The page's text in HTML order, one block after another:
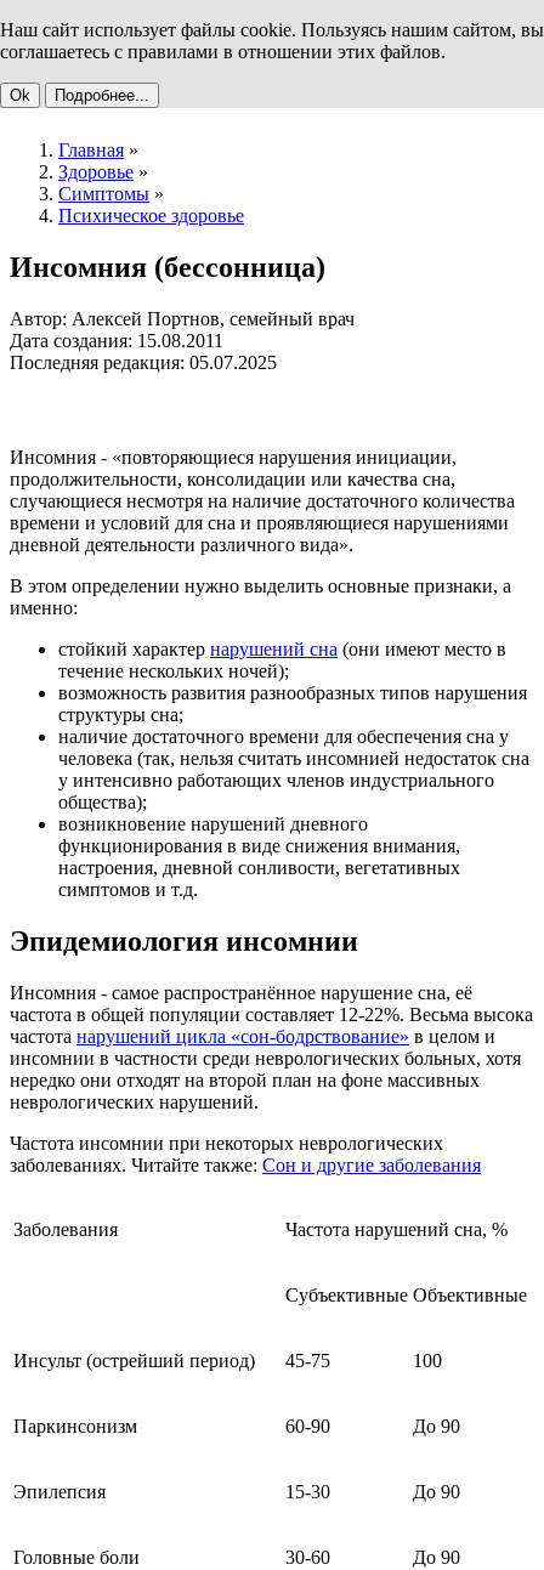
Наш сайт использует файлы cookie. Пользуясь нашим сайтом, вы
соглашаетесь с правилами в отношении этих файлов.
Ok Подробнее...
Главная »
Здоровье »
Симптомы »
Психическое здоровье
Инсомния (бессонница)
Автор: Алексей Портнов, семейный врач
Дата создания: 15.08.2011
Последняя редакция: 05.07.2025
Инсомния - «повторяющиеся нарушения инициации,
продолжительности, консолидации или качества сна,
случающиеся несмотря на наличие достаточного количества
времени и условий для сна и проявляющиеся нарушениями
дневной деятельности различного вида».
В этом определении нужно выделить основные признаки, а
именно:
стойкий характер нарушений сна (они имеют место в
течение нескольких ночей);
возможность развития разнообразных типов нарушения
структуры сна;
наличие достаточного времени для обеспечения сна у
человека (так, нельзя считать инсомнией недостаток сна
у интенсивно работающих членов индустриального
общества);
возникновение нарушений дневного
функционирования в виде снижения внимания,
настроения, дневной сонливости, вегетативных
симптомов и т.д.
Эпидемиология инсомнии
Инсомния - самое распространённое нарушение сна, её
частота в общей популяции составляет 12-22%. Весьма высока
частота нарушений цикла «сон-бодрствование» в целом и
инсомнии в частности среди неврологических больных, хотя
нередко они отходят на второй план на фоне массивных
неврологических нарушений.
Частота инсомнии при некоторых неврологических
заболеваниях. Читайте также: Сон и другие заболевания
Заболевания Частота нарушений сна, %
Субъективные Объективные
Инсульт (острейший период) 45-75 100
Паркинсонизм 60-90 До 90
Эпилепсия 15-30 До 90
Головные боли 30-60 До 90